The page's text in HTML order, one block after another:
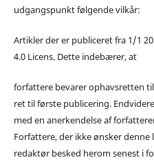
udgangspunkt følgende vilkår:
Artikler der er publiceret fra 1/1
4.0 Licens. Dette indebærer, at
forfattere bevarer ophavsretten
ret til første publicering.
med en anerkendelse af
Forfattere, der ikke ønsker denne
redaktør besked herom senest i